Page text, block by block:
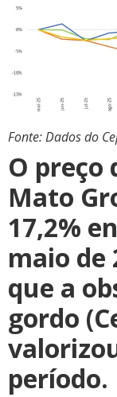
Fonte: Dados do
O preço
Mato
17,2%
maio de
que a
gordo
período.